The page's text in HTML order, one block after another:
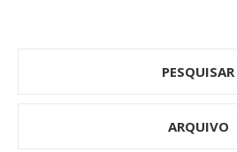
PESQUISAR
ARQUIVO